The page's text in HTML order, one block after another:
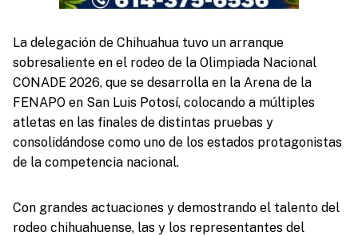
La delegación de Chihuahua tuvo un arranque
sobresaliente en el rodeo de la Olimpiada Nacional
CONADE 2026, que se desarrolla en la Arena de la
FENAPO en San Luis Potosí, colocando a múltiples
atletas en las finales de distintas pruebas y
consolidándose como uno de los estados protagonistas
de la competencia nacional.
Con grandes actuaciones y demostrando el talento del
rodeo chihuahuense, las y los representantes del